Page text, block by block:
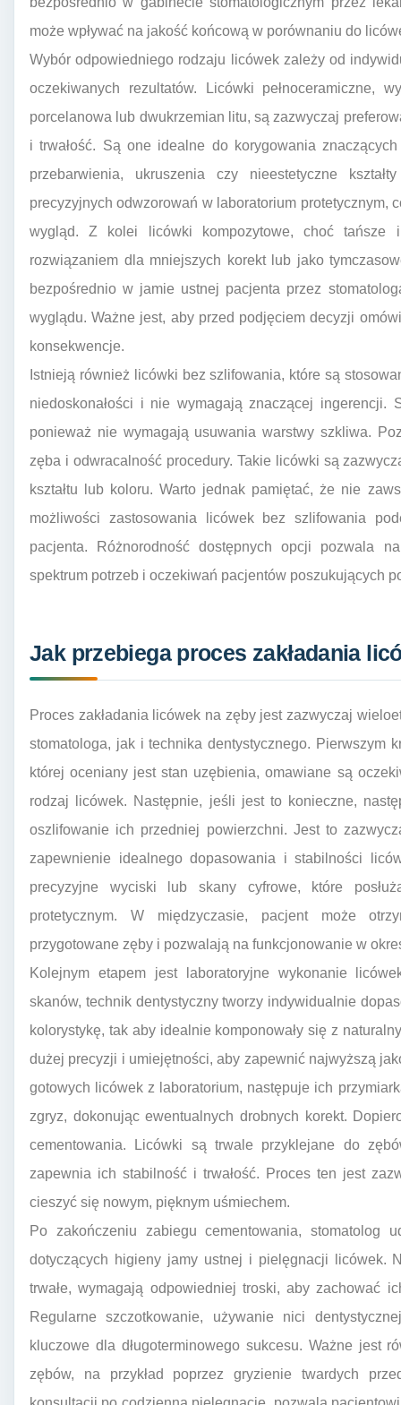
może wpływać na jakość końcową w porównaniu do
Wybór odpowiedniego rodzaju licówek zależy od
oczekiwanych rezultatów. Licówki pełnoceramiczne,
porcelanowa lub dwukrzemian litu, są zazwyczaj
i trwałość. Są one idealne do korygowania
przebarwienia, ukruszenia czy nieestetyczne
precyzyjnych odwzorowań w laboratorium protetycznym,
wygląd. Z kolei licówki kompozytowe, choć
rozwiązaniem dla mniejszych korekt lub jako
bezpośrednio w jamie ustnej pacjenta przez
wyglądu. Ważne jest, aby przed podjęciem decyzji
konsekwencje.
Istnieją również licówki bez szlifowania, które są
niedoskonałości i nie wymagają znaczącej ingerencji.
ponieważ nie wymagają usuwania warstwy szkliwa.
zęba i odwracalność procedury. Takie licówki są
kształtu lub koloru. Warto jednak pamiętać, że nie
możliwości zastosowania licówek bez szlifowania
pacjenta. Różnorodność dostępnych opcji pozwala
spektrum potrzeb i oczekiwań pacjentów poszukujących
Jak przebiega proces zakładania
Proces zakładania licówek na zęby jest zazwyczaj
stomatologa, jak i technika dentystycznego. Pierwszym
której oceniany jest stan uzębienia, omawiane są
rodzaj licówek. Następnie, jeśli jest to konieczne,
oszlifowanie ich przedniej powierzchni. Jest to
zapewnienie idealnego dopasowania i stabilności
precyzyjne wyciski lub skany cyfrowe, które
protetycznym. W międzyczasie, pacjent może
przygotowane zęby i pozwalają na funkcjonowanie w
Kolejnym etapem jest laboratoryjne wykonanie
skanów, technik dentystyczny tworzy indywidualnie
kolorystykę, tak aby idealnie komponowały się z
dużej precyzji i umiejętności, aby zapewnić najwyższą
gotowych licówek z laboratorium, następuje ich
zgryz, dokonując ewentualnych drobnych korekt.
cementowania. Licówki są trwale przyklejane do
zapewnia ich stabilność i trwałość. Proces ten jest
cieszyć się nowym, pięknym uśmiechem.
Po zakończeniu zabiegu cementowania, stomatolog
dotyczących higieny jamy ustnej i pielęgnacji licówek.
trwałe, wymagają odpowiedniej troski, aby zachować
Regularne szczotkowanie, używanie nici
kluczowe dla długoterminowego sukcesu. Ważne jest
zębów, na przykład poprzez gryzienie twardych